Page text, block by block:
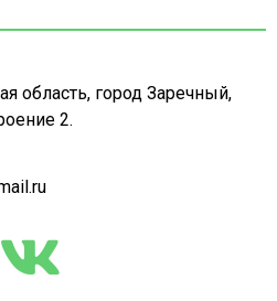
область, город Заречный,
2.